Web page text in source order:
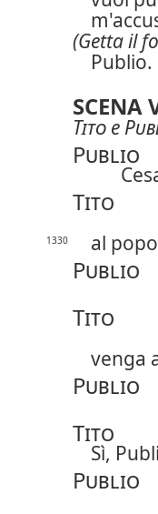
(Getta il
Publio.
SCENA
Tito e
Publio
Tito
1330 al
Publio
Tito
venga
Publio
Tito
Sì,
Publio